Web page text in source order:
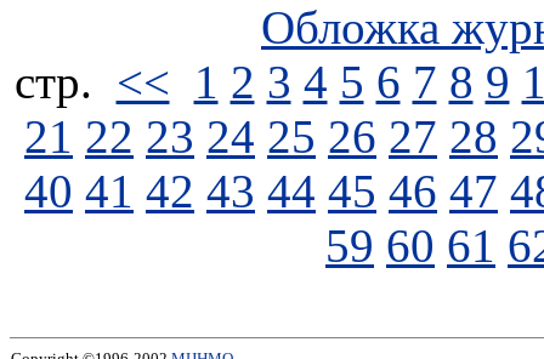
Обложка
стp. << 1 2 3 4 5 6 7 8 9
21 22 23 24 25 26 27 28
40 41 42 43 44 45 46 47
59 60 61